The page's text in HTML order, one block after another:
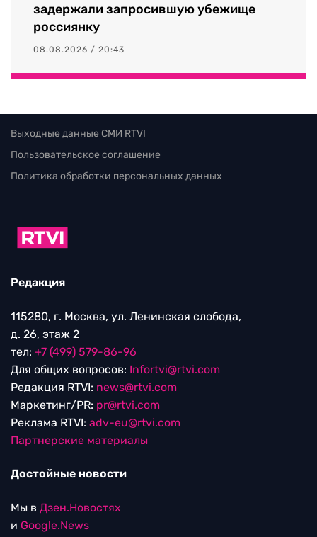
задержали запросившую убежище
россиянку
08.08.2026 / 20:43
Выходные данные СМИ RTVI
Пользовательское соглашение
Политика обработки персональных данных
Редакция
115280, г. Москва, ул. Ленинская слобода,
д. 26, этаж 2
тел: +7 (499) 579-86-96
Для общих вопросов: Infortvi@rtvi.com
Редакция RTVI: news@rtvi.com
Маркетинг/PR: pr@rtvi.com
Реклама RTVI: adv-eu@rtvi.com
Партнерские материалы
Достойные новости
Мы в Дзен.Новостях
и Google.News